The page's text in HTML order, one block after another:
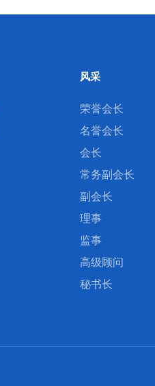
风采
荣誉会长
名誉会长
会长
常务副会长
副会长
理事
监事
高级顾问
秘书长